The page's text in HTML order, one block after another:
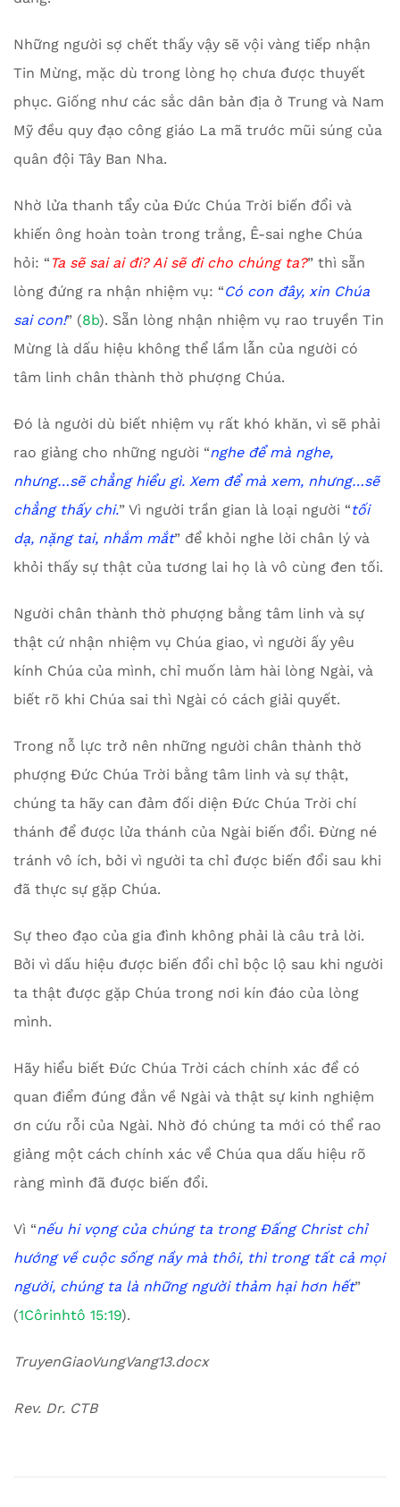
Những người sợ chết thấy vậy sẽ vội vàng tiếp nhận
Tin Mừng, mặc dù trong lòng họ chưa được thuyết
phục. Giống như các sắc dân bản địa ở Trung và Nam
Mỹ đều quy đạo công giáo La mã trước mũi súng của
quân đội Tây Ban Nha.
Nhờ lửa thanh tẩy của Đức Chúa Trời biến đổi và
khiến ông hoàn toàn trong trắng, Ê-sai nghe Chúa
hỏi: “ Ta sẽ sai ai đi? Ai sẽ đi cho chúng ta?” thì sẵn
lòng đứng ra nhận nhiệm vụ: “Có con đây, xin Chúa
sai con!” (8b). Sẵn lòng nhận nhiệm vụ rao truyền Tin
Mừng là dấu hiệu không thể lầm lẫn của người có
tâm linh chân thành thờ phượng Chúa.
Đó là người dù biết nhiệm vụ rất khó khăn, vì sẽ phải
rao giảng cho những người “nghe để mà nghe,
nhưng…sẽ chẳng hiểu gì. Xem để mà xem, nhưng…sẽ
chẳng thấy chi.” Vì người trần gian là loại người “tối
dạ, nặng tai, nhắm mắt” để khỏi nghe lời chân lý và
khỏi thấy sự thật của tương lai họ là vô cùng đen tối.
Người chân thành thờ phượng bằng tâm linh và sự
thật cứ nhận nhiệm vụ Chúa giao, vì người ấy yêu
kính Chúa của mình, chỉ muốn làm hài lòng Ngài, và
biết rõ khi Chúa sai thì Ngài có cách giải quyết.
Trong nỗ lực trở nên những người chân thành thờ
phượng Đức Chúa Trời bằng tâm linh và sự thật,
chúng ta hãy can đảm đối diện Đức Chúa Trời chí
thánh để được lửa thánh của Ngài biến đổi. Đừng né
tránh vô ích, bởi vì người ta chỉ được biến đổi sau khi
đã thực sự gặp Chúa.
Sự theo đạo của gia đình không phải là câu trả lời.
Bởi vì dấu hiệu được biến đổi chỉ bộc lộ sau khi người
ta thật được gặp Chúa trong nơi kín đáo của lòng
mình.
Hãy hiểu biết Đức Chúa Trời cách chính xác để có
quan điểm đúng đắn về Ngài và thật sự kinh nghiệm
ơn cứu rỗi của Ngài. Nhờ đó chúng ta mới có thể rao
giảng một cách chính xác về Chúa qua dấu hiệu rõ
ràng mình đã được biến đổi.
Vì “nếu hi vọng của chúng ta trong Đấng Christ chỉ
hướng về cuộc sống nầy mà thôi, thì trong tất cả mọi
người, chúng ta là những người thảm hại hơn hết”
(1Côrinhtô 15:19).
TruyenGiaoVungVang13.docx
Rev. Dr. CTB